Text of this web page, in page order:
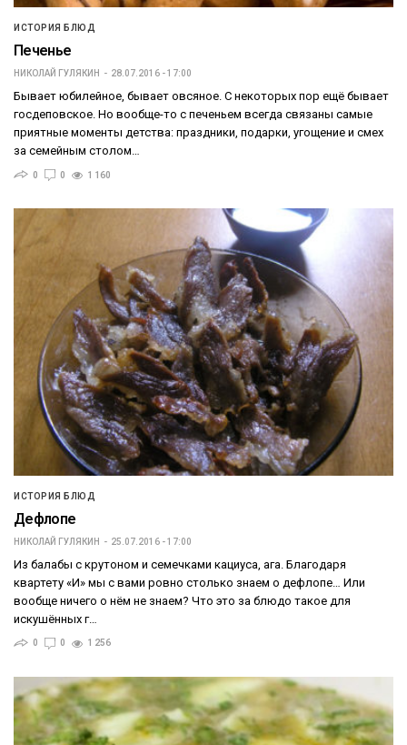
ИСТОРИЯ БЛЮД
Печенье
НИКОЛАЙ ГУЛЯКИН 28.07.2016 - 17:00
Бывает юбилейное, бывает овсяное. С некоторых пор ещё бывает
госдеповское. Но вообще-то с печеньем всегда связаны самые
приятные моменты детства: праздники, подарки, угощение и смех
за семейным столом…
0 0 1 160
ИСТОРИЯ БЛЮД
Дефлопе
НИКОЛАЙ ГУЛЯКИН 25.07.2016 - 17:00
Из балабы с крутоном и семечками кациуса, ага. Благодаря
квартету «И» мы с вами ровно столько знаем о дефлопе… Или
вообще ничего о нём не знаем? Что это за блюдо такое для
искушённых г…
0 0 1 256